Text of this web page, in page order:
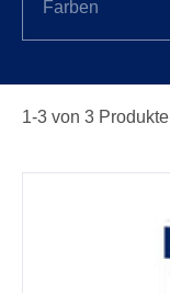
1-3 von 3 Produkte